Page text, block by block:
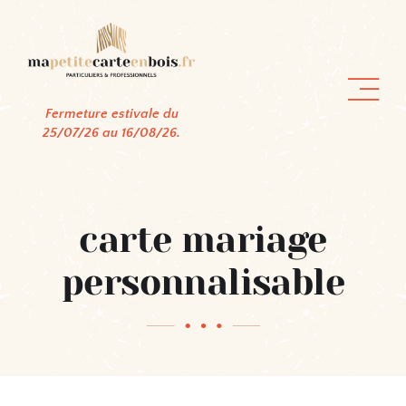
contenu
Fermeture estivale du
25/07/26 au 16/08/26.
carte mariage
personnalisable